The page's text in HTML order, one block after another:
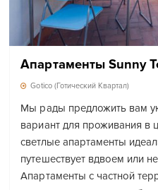
Апартаменты Sunny
Gotico (Готический Квартал)
Мы рады предложить вам
вариант для проживания в
светлые апартаменты
путешествует вдвоем или
Апартаменты с частной